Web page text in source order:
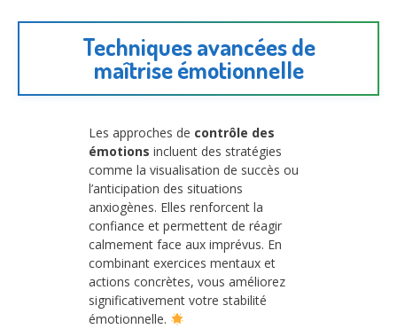
Techniques avancées de
maîtrise émotionnelle
Les approches de contrôle des
émotions incluent des stratégies
comme la visualisation de succès ou
l’anticipation des situations
anxiogènes. Elles renforcent la
confiance et permettent de réagir
calmement face aux imprévus. En
combinant exercices mentaux et
actions concrètes, vous améliorez
significativement votre stabilité
émotionnelle.